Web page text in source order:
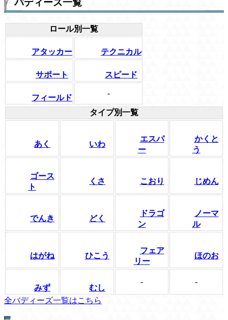
ロール別一覧
アタッカー テクニカル
サポート スピード
フィールド -
タイプ別一覧
あく いわ
エスパ
ー
かくと
う
ゴース
ト
くさ こおり じめん
でんき どく
ドラゴ
ン
ノーマ
ル
はがね ひこう
フェア
リー
ほのお
みず むし
- -
全バディーズ一覧はこちら